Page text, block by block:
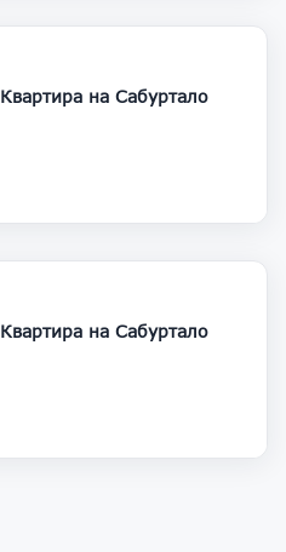
235 000
Продается 4 комнатная Квартира на Сабуртало
206 000
Продается 4 комнатная Квартира на Сабуртало